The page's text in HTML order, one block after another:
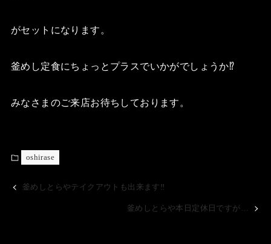
がセットになります。
釜めし定食にちょっとプラスでいかがでしょうか⁉️
みなさまのご来店お待ちしております。
oshirase
釜めしとらやテイクアウトも出来ます‼️
釜めしとらや本日定休日ですが…